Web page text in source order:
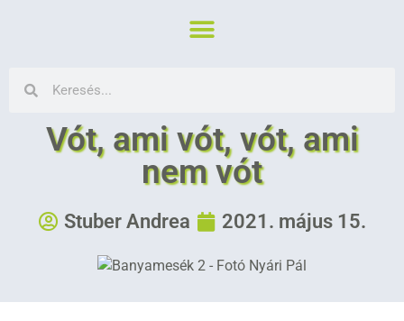
Vót, ami vót, vót, ami
nem vót
Stuber Andrea 2021. május 15.